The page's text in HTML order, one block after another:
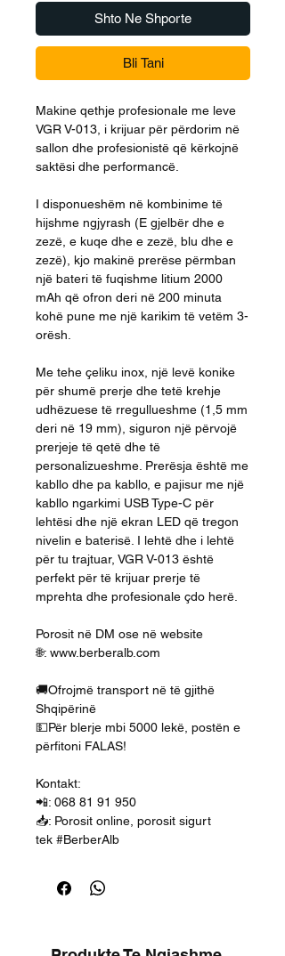
Shto Ne Shporte
Bli Tani
Makine qethje profesionale me leve
VGR V-013, i krijuar për përdorim në
sallon dhe profesionistë që kërkojnë
saktësi dhe performancë.
I disponueshëm në kombinime të
hijshme ngjyrash (E gjelbër dhe e
zezë, e kuqe dhe e zezë, blu dhe e
zezë), kjo makinë prerëse përmban
një bateri të fuqishme litium 2000
mAh që ofron deri në 200 minuta
kohë pune me një karikim të vetëm 3-
orësh.
Me tehe çeliku inox, një levë konike
për shumë prerje dhe tetë krehje
udhëzuese të rregullueshme (1,5 mm
deri në 19 mm), siguron një përvojë
prerjeje të qetë dhe të
personalizueshme. Prerësja është me
kabllo dhe pa kabllo, e pajisur me një
kabllo ngarkimi USB Type-C për
lehtësi dhe një ekran LED që tregon
nivelin e baterisë. I lehtë dhe i lehtë
për tu trajtuar, VGR V-013 është
perfekt për të krijuar prerje të
mprehta dhe profesionale çdo herë.
Porosit në DM ose në website
🌐: www.berberalb.com
🚚Ofrojmë transport në të gjithë
Shqipërinë
💵Për blerje mbi 5000 lekë, postën e
përfitoni FALAS!
Kontakt:
📲: 068 81 91 950
📥: Porosit online, porosit sigurt
tek #BerberAlb